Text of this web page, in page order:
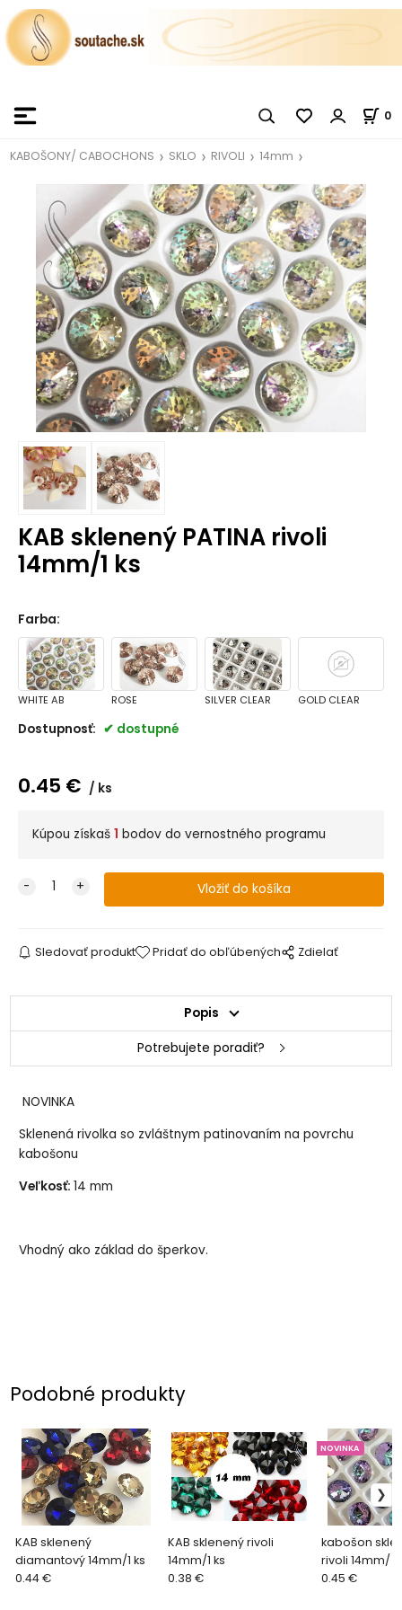
0
KABOŠONY/ CABOCHONS SKLO RIVOLI 14mm
KAB sklenený PATINA rivoli
14mm/1 ks
Farba:
WHITE AB ROSE SILVER CLEAR GOLD CLEAR
Dostupnosť: dostupné
0.45 € ks
Kúpou získaš 1 bodov do vernostného programu
Sledovať produkt Pridať do obľúbených Zdielať
Popis
Potrebujete poradiť?
NOVINKA
Sklenená rivolka so zvláštnym patinovaním na povrchu
kabošonu
Veľkosť:14 mm
Vhodný ako základ do šperkov.
Podobné produkty
KAB sklenený
diamantový 14mm/1 ks
0.44 €
KAB sklenený rivoli
14mm/1 ks
0.38 €
kabošon
rivoli 14mm/
NOVINKA
0.45 €